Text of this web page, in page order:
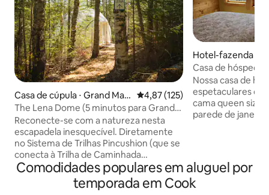
Casa de cúpula ⋅ Grand Mar
ais
4,87 de uma avaliação média de
4,87 (125)
The Lena Dome (5 minutos para Grand
Marais)
Reconecte-se com a natureza nesta
escapadela inesquecível. Diretamente
no Sistema de Trilhas Pincushion (que se
conecta à Trilha de Caminhada
Superior), você encontrará infinitas
opções de caminhadas do lado de fora
da sua porta. A cúpula de Lena fica a 5
Hotel-fazenda ⋅
Casa de
Hawkweed
Nossa casa de
espetaculares do
cama queen size
parede de
universo à noite! A Fazenda Hawkweed
fica em um
topo de um
Comodidades populares em aluguel por
temporada em Cook